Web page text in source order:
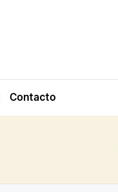
Contacto